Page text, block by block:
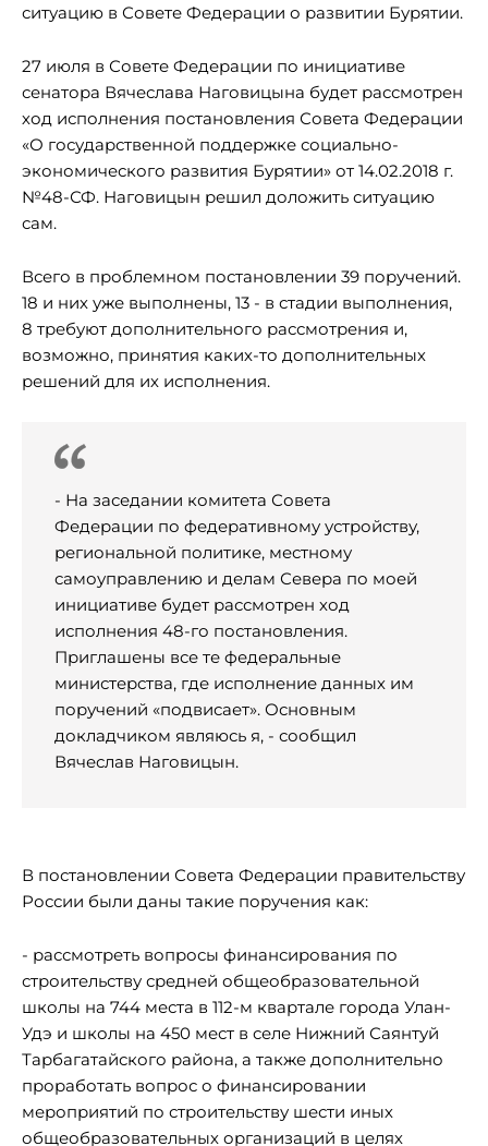
ситуацию в Совете Федерации о развитии Бурятии.
27 июля в Совете Федерации по инициативе
сенатора Вячеслава Наговицына будет рассмотрен
ход исполнения постановления Совета Федерации
«О государственной поддержке социально-
экономического развития Бурятии» от 14.02.2018 г.
№48-СФ. Наговицын решил доложить ситуацию
сам.
Всего в проблемном постановлении 39 поручений.
18 и них уже выполнены, 13 - в стадии выполнения,
8 требуют дополнительного рассмотрения и,
возможно, принятия каких-то дополнительных
решений для их исполнения.
- На заседании комитета Совета
Федерации по федеративному устройству,
региональной политике, местному
самоуправлению и делам Севера по моей
инициативе будет рассмотрен ход
исполнения 48-го постановления.
Приглашены все те федеральные
министерства, где исполнение данных им
поручений «подвисает». Основным
докладчиком являюсь я, - сообщил
Вячеслав Наговицын.
В постановлении Совета Федерации правительству
России были даны такие поручения как:
- рассмотреть вопросы финансирования по
строительству средней общеобразовательной
школы на 744 места в 112-м квартале города Улан-
Удэ и школы на 450 мест в селе Нижний Саянтуй
Тарбагатайского района, а также дополнительно
проработать вопрос о финансировании
мероприятий по строительству шести иных
общеобразовательных организаций в целях